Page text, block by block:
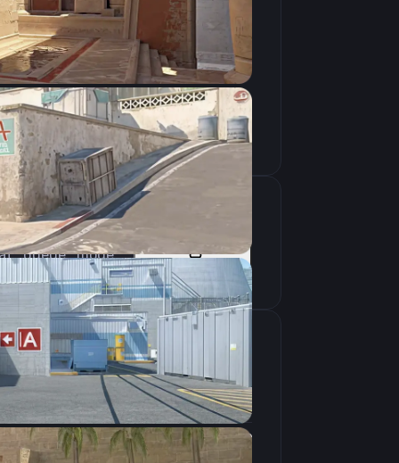
Скопировать
-high -novid -nojoy -freq 240 -tickrate 128 +mat_queue_mode 2 +r_dynamic 0 +cl_interp_ratio 1
Скопировать
1280×960
4:3
Растянутое